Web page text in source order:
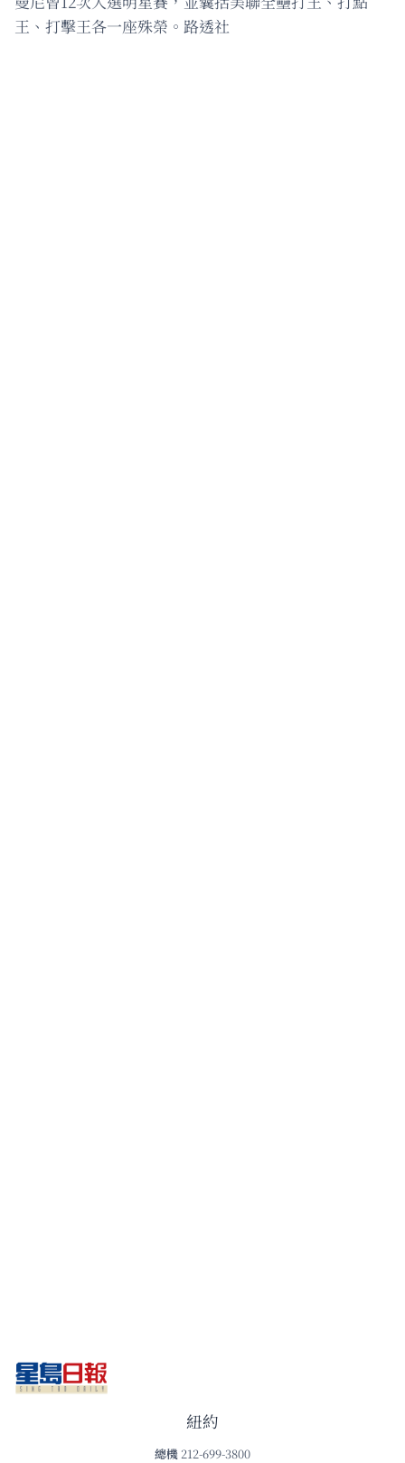
王、打擊王各一座殊榮。路透社
紐約
總機 212-699-3800